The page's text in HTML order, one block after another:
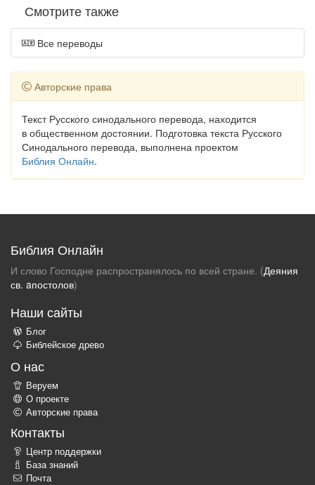
Смотрите также
Все переводы
Авторские права
Текст Русского синодального перевода, находится
в общественном достоянии. Подготовка текста Русского
Синодального перевода, выполнена проектом
Библия Онлайн.
Библия Онлайн
И слово Господне распространялось по всей стране. (Деяния
св. aпостолов)
Наши сайты
Блог
Библейское древо
О нас
Веруем
О проекте
Авторские права
Контакты
Центр поддержки
База знаний
Почта